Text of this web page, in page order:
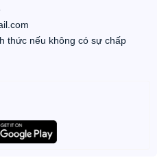
thức nếu không có sự chấp